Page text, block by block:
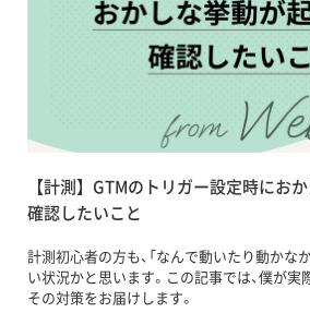
【計測】GTMのトリガー設定時にお
確認したいこと
計測初心者の方も、「なんで動いたり動かな
い状況かと思います。この記事では、僕が実
その対策をお届けします。